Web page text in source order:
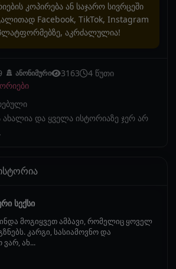
კოპირება ან საჯარო სივრცეში
Facebook, TikTok, Instagram
აკრძალულია!
ანონიმური 3163
4 წუთი
ახალია და ყველა ისტორიაზე ჯერ არ
სექსი
მოგიყვეთ ამბავი, რომელიც ყოველ
კარგი, სასიამოვნო და
ახ...